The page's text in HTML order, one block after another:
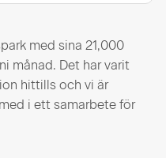
med sina 21,000
månad. Det har varit
hittills och vi är
i ett samarbete för